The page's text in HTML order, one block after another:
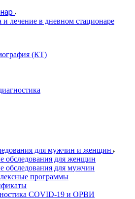
и лечение в дневном стационаре
(КТ)
для мужчин и женщин
обследования для женщин
обследования для мужчин
программы
COVID-19 и ОРВИ